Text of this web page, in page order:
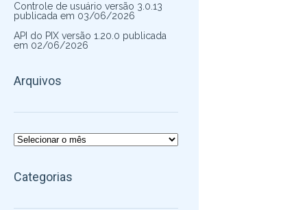
Controle de usuário versão 3.0.13
publicada em 03/06/2026
API do PIX versão 1.20.0 publicada
em 02/06/2026
Arquivos
Arquivos
Categorias